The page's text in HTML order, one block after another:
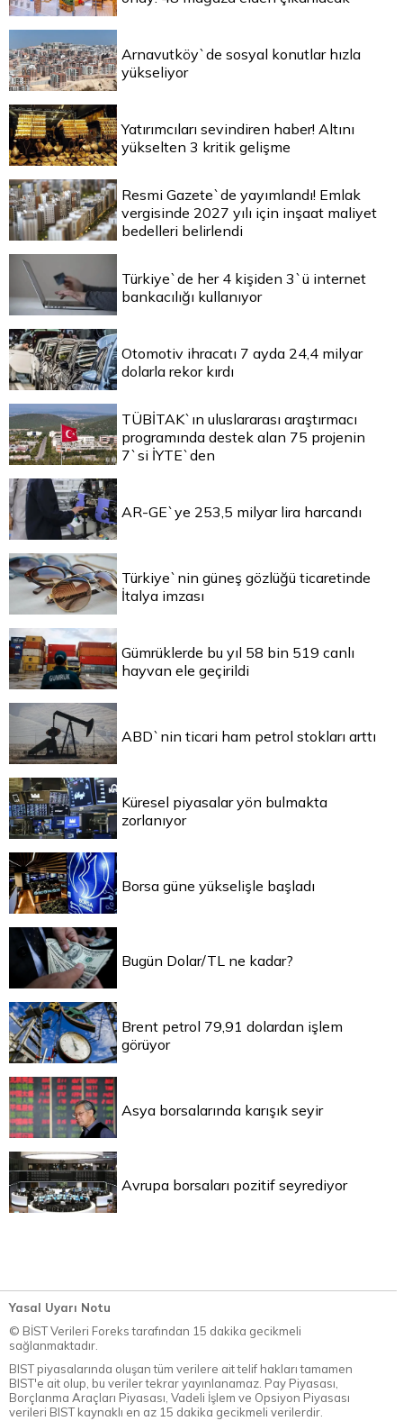
Arnavutköy`de sosyal konutlar hızla
yükseliyor
Yatırımcıları sevindiren haber! Altını
yükselten 3 kritik gelişme
Resmi Gazete`de yayımlandı! Emlak
vergisinde 2027 yılı için inşaat maliyet
bedelleri belirlendi
Türkiye`de her 4 kişiden 3`ü internet
bankacılığı kullanıyor
Otomotiv ihracatı 7 ayda 24,4 milyar
dolarla rekor kırdı
TÜBİTAK`ın uluslararası araştırmacı
programında destek alan 75 projenin
7`si İYTE`den
AR-GE`ye 253,5 milyar lira harcandı
Türkiye`nin güneş gözlüğü ticaretinde
İtalya imzası
Gümrüklerde bu yıl 58 bin 519 canlı
hayvan ele geçirildi
ABD`nin ticari ham petrol stokları arttı
Küresel piyasalar yön bulmakta
zorlanıyor
Borsa güne yükselişle başladı
Bugün Dolar/TL ne kadar?
Brent petrol 79,91 dolardan işlem
görüyor
Asya borsalarında karışık seyir
Avrupa borsaları pozitif seyrediyor
Yasal Uyarı Notu
© BİST Verileri Foreks tarafından 15 dakika gecikmeli
sağlanmaktadır.
BIST piyasalarında oluşan tüm verilere ait telif hakları tamamen
BIST'e ait olup, bu veriler tekrar yayınlanamaz. Pay Piyasası,
Borçlanma Araçları Piyasası, Vadeli İşlem ve Opsiyon Piyasası
verileri BIST kaynaklı en az 15 dakika gecikmeli verilerdir.